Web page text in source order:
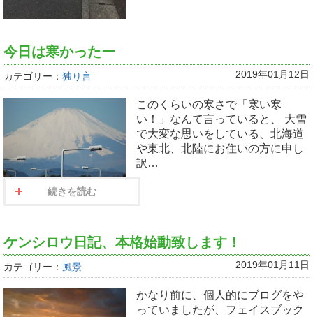
今日は寒かったー
カテゴリー： 独り言 2019年01月12日
このくらいの寒さで「寒い寒
い！」なんて言っていると、 大雪
で大変な思いをしている、北海道
や東北、北陸にお住いの方に申し
訳…
続きを読む
ケンシロウ日記、本格始動致します！
カテゴリー： 風景 2019年01月11日
かなり前に、個人的にブログをや
っていましたが、フェイスブック